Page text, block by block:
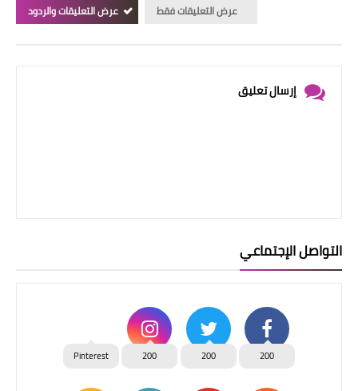
عرض التعليقات فقط
عرض التعليقات والردود
إرسال تعليق
التواصل الإجتماعي
200
200
200
Pinterest